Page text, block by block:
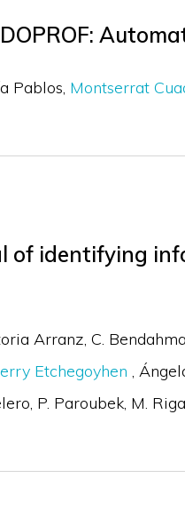
Pablos Montserrat
of identifying
Arranz C.
Etchegoyhen
P. Paroubek M.